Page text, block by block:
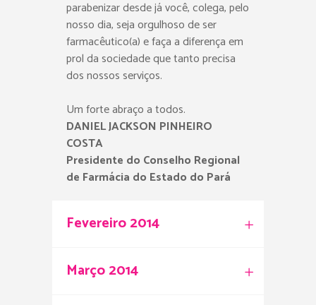
parabenizar desde já você, colega, pelo
nosso dia, seja orgulhoso de ser
farmacêutico(a) e faça a diferença em
prol da sociedade que tanto precisa
dos nossos serviços.
Um forte abraço a todos.
DANIEL JACKSON PINHEIRO
COSTA
Presidente do Conselho Regional
de Farmácia do Estado do Pará
Fevereiro 2014
Março 2014